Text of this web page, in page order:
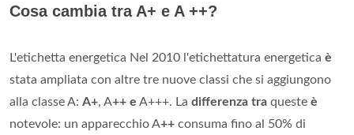
Cosa cambia tra A+ e A ++?
L'etichetta energetica Nel 2010 l'etichettatura energetica è
stata ampliata con altre tre nuove classi che si aggiungono
alla classe A: A+, A++ e A+++. La differenza tra queste è
notevole: un apparecchio A++ consuma fino al 50% di